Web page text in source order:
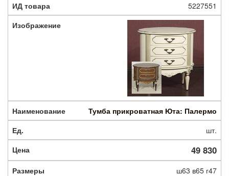
5227551
Тумба прикроватная Юта: Палермо
шт.
49 830
ш63 в65 г47